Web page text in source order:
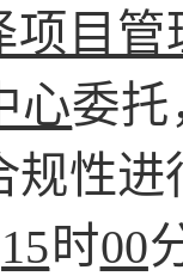
项目
心委托
规性进
15时00